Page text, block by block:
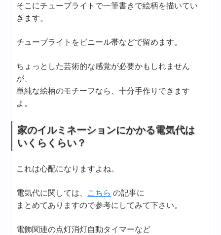
そこにチューブライトで一筆書きで絵柄を描いてい
きます。
チューブライトをビニール帯などで留めます。
ちょっとした芸術的な感覚が必要かもしれません
が、
単純な絵柄のモチーフなら、十分手作りできます
よ。
家のイルミネーションにかかる電気代は
いくらくらい？
これは心配になりますよね。
電気代に関しては、 こちら の記事に
まとめてありますので参考にしてみて下さい。
電飾関連の点灯消灯自動タイマーなど